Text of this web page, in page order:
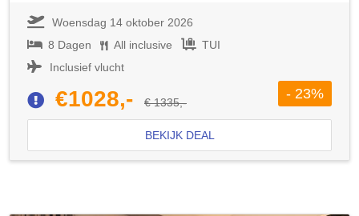
Woensdag 14 oktober 2026
8 Dagen
All inclusive
TUI
Inclusief vlucht
€1028,- € 1335,-
- 23%
BEKIJK DEAL